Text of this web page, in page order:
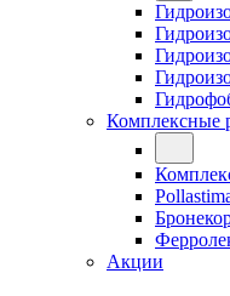
Комплексные
Акции